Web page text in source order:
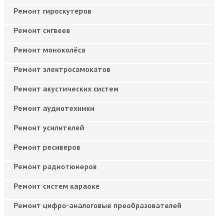
Ремонт гироскутеров
Ремонт сигвеев
Ремонт моноколёса
Ремонт электросамокатов
Ремонт акустических систем
Ремонт аудиотехники
Ремонт усилителей
Ремонт ресиверов
Ремонт радиотюнеров
Ремонт систем караоке
Ремонт цифро-аналоговые преобразователей